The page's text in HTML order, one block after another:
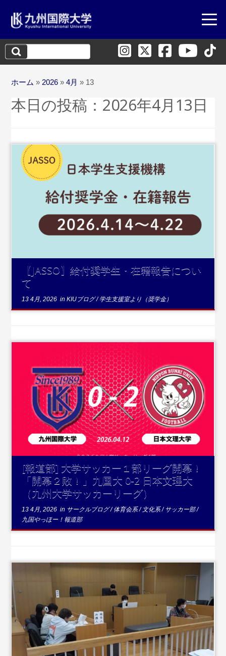
検
索:
ホーム » 2026 » 4月 » 13
本日の投稿： 2026年4月13日
【JASSO】給付奨学生・在籍報告につい
て
13 4月, 2026 inKIUブログ/学生支援室より（奨学金）
...続きを読む
[報道部] 大学サッカー１部リーグ開幕！
「開幕２敗！」九国大 0-2 日本文理大
（九州大学サッカーリーグ）
13 4月, 2026 in サークルブログ/体育会系/ 文化系/ サッカー部/
九国やっほー！報道部
...続きを読む